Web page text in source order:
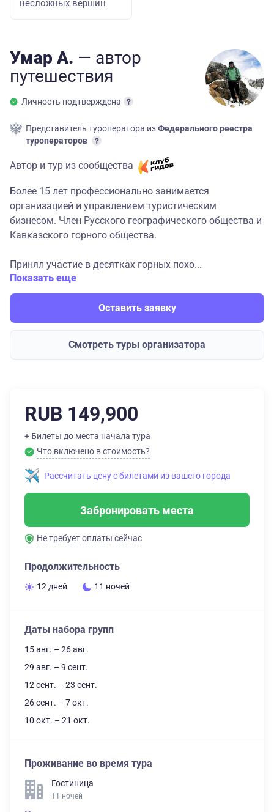
несложных вершин
Умар А. — автор
путешествия
Личность подтверждена
Представитель туроператора изФедерального реестра
туроператоров
Автор и тур из сообщества
Более 15 лет профессионально занимается
организацией и управлением туристическим
бизнесом. Член Русского географического общества и
Кавказского горного общества.
Принял участие в десятках горных похо...
Показать еще
Оставить заявку
Смотреть туры организатора
RUB 149,900
+ Билеты до места начала тура
Что включено в стоимость?
Рассчитать цену с билетами из вашего города
Забронировать места
Не требует оплаты сейчас
Продолжительность
12 дней 11 ночей
Даты набора групп
15 авг. – 26 авг.
29 авг. – 9 сент.
12 сент. – 23 сент.
26 сент. – 7 окт.
10 окт. – 21 окт.
Проживание во время тура
Гостиница
11 ночей